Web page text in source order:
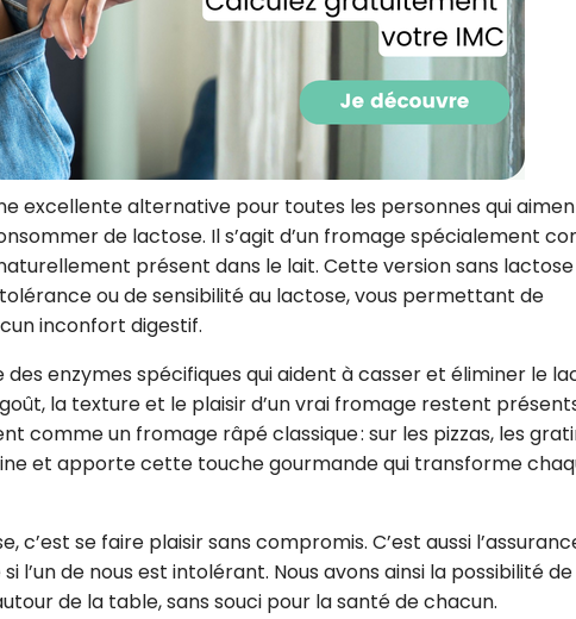
excellente alternative pour toutes les personnes qui
de lactose. Il s’agit d’un fromage spécialement
présent dans le lait. Cette version sans
ou de sensibilité au lactose, vous permettant de
inconfort digestif.
enzymes spécifiques qui aident à casser et éliminer le
la texture et le plaisir d’un vrai fromage restent
comme un fromage râpé classique : sur les pizzas, les
et apporte cette touche gourmande qui transforme
c’est se faire plaisir sans compromis. C’est aussi
l’un de nous est intolérant. Nous avons ainsi la possibilité de
de la table, sans souci pour la santé de chacun.
Ainsi que la newsletter
Je consens à ce que la société
des courriels pour mesurer et
performances des campagnes.
pourrons savoir si vous ouvrez les
l'heure à laquelle vous le faites
des informations sur le terminal
Je reçois mon cadeau !
Votre adresse email sera utilisée par Digital Prisma
envoyer votre newsletter contenant des offres